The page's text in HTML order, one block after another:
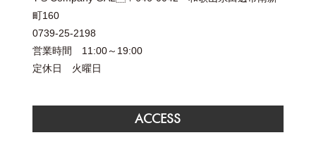
町160
0739-25-2198
営業時間 11:00～19:00
定休日 火曜日
ACCESS